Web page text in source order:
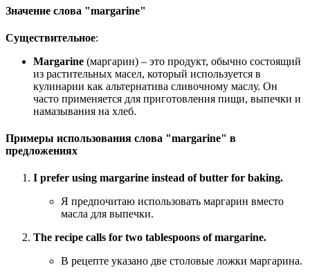
Значение слова "margarine"
Существительное:
Margarine (маргарин) – это продукт, обычно состоящий
из растительных масел, который используется в
кулинарии как альтернатива сливочному маслу. Он
часто применяется для приготовления пищи, выпечки и
намазывания на хлеб.
Примеры использования слова "margarine" в
предложениях
I prefer using margarine instead of butter for baking.
Я предпочитаю использовать маргарин вместо
масла для выпечки.
The recipe calls for two tablespoons of margarine.
В рецепте указано две столовые ложки маргарина.